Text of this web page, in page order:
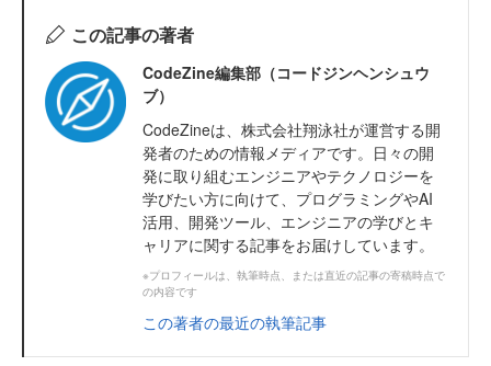
この記事の著者
CodeZine編集部（コードジンヘンシュウ
ブ）
CodeZineは、株式会社翔泳社が運営する開
発者のための情報メディアです。日々の開
発に取り組むエンジニアやテクノロジーを
学びたい方に向けて、プログラミングやAI
活用、開発ツール、エンジニアの学びとキ
ャリアに関する記事をお届けしています。
※プロフィールは、執筆時点、または直近の記事の寄稿時点で
の内容です
この著者の最近の執筆記事